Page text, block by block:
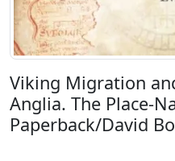
Viking Migration
Anglia. The Place-
Paperback/David